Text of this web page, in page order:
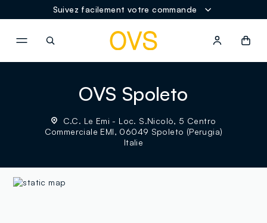
Suivez facilement votre commande
OVS Spoleto
C.C. Le Emi - Loc. S.Nicolò, 5 Centro
Commerciale EMI, 06049 Spoleto (Perugia)
Italie